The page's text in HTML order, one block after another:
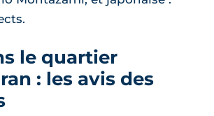
le quartier
: les avis des